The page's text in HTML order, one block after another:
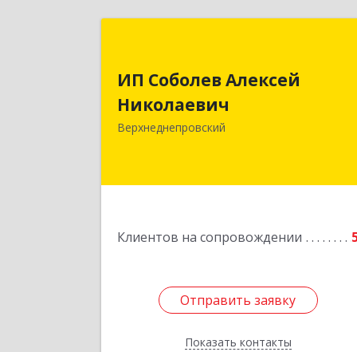
ИП Соболев Алексей
Николаевич
Верхнеднепровский
Клиентов на сопровождении
Отправить заявку
Показать контакты
Николаевич
Отправить заявку
Назад